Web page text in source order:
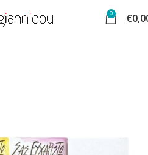
0 €